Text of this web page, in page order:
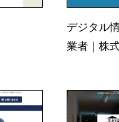
デジタル
業者｜株